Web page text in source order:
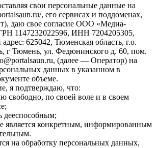
свои персональные данные на
, его сервисах и поддоменах,
даю свое согласие ООО «Медиа-
1147232022596, ИНН 7204205305,
625042, Тюменская область, г.о.
г Тюмень, ул. Федюнинского д. 60, пом.
(далее — Оператор) на
данных в указанном в
объеме.
я подтверждаю, что:
свободно, по своей воле и в своем
дееспособным;
является конкретным, информированным
на обработку персональных данных,